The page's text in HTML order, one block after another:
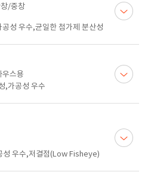
/중창
성 우수,균일한 첨가제 분산성
우스용
,가공성 우수
성 우수,저결점(Low Fisheye)